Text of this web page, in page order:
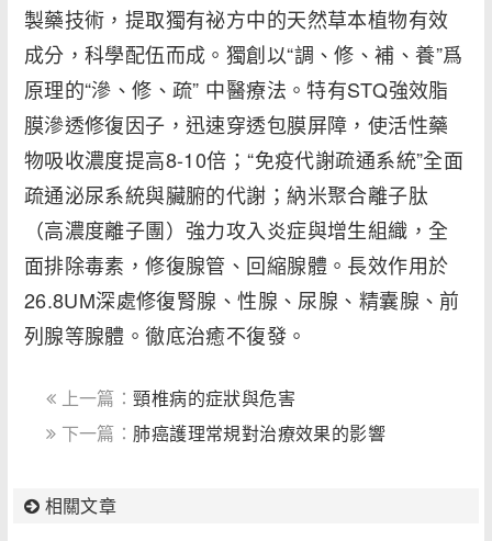
製藥技術，提取獨有祕方中的天然草本植物有效
成分，科學配伍而成。獨創以“調、修、補、養”爲
原理的“滲、修、疏” 中醫療法。特有STQ強效脂
膜滲透修復因子，迅速穿透包膜屏障，使活性藥
物吸收濃度提高8-10倍；“免疫代謝疏通系統”全面
疏通泌尿系統與臟腑的代謝；納米聚合離子肽
（高濃度離子團）強力攻入炎症與增生組織，全
面排除毒素，修復腺管、回縮腺體。長效作用於
26.8UM深處修復腎腺、性腺、尿腺、精囊腺、前
列腺等腺體。徹底治癒不復發。
上一篇：頸椎病的症狀與危害
下一篇： 肺癌護理常規對治療效果的影響
相關文章